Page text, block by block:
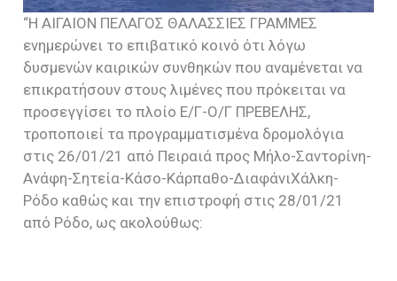
“H ΑΙΓΑΙΟΝ ΠΕΛΑΓΟΣ ΘΑΛΑΣΣΙΕΣ ΓΡΑΜΜΕΣ
ενημερώνει το επιβατικό κοινό ότι λόγω
δυσμενών καιρικών συνθηκών που αναμένεται να
επικρατήσουν στους λιμένες που πρόκειται να
προσεγγίσει το πλοίο Ε/Γ-Ο/Γ ΠΡΕΒΕΛΗΣ,
τροποποιεί τα προγραμματισμένα δρομολόγια
στις 26/01/21 από Πειραιά προς Μήλο-Σαντορίνη-
Ανάφη-Σητεία-Κάσο-Κάρπαθο-ΔιαφάνιΧάλκη-
Ρόδο καθώς και την επιστροφή στις 28/01/21
από Ρόδο, ως ακολούθως: